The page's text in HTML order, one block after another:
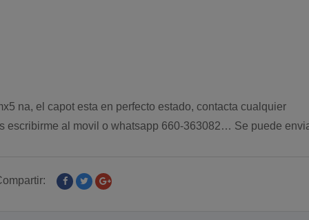
na, el capot esta en perfecto estado, contacta cualquier
escribirme al movil o whatsapp 660-363082… Se puede